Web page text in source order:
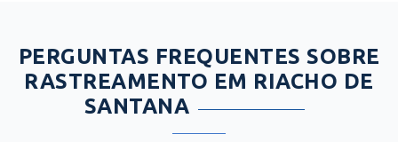
PERGUNTAS FREQUENTES SOBRE
RASTREAMENTO EM RIACHO DE
SANTANA